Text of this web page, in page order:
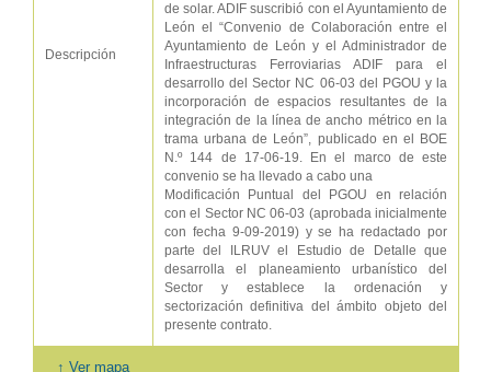
Descripción
de solar. ADIF suscribió con el Ayuntamiento de
León el “Convenio de Colaboración entre el
Ayuntamiento de León y el Administrador de
Infraestructuras Ferroviarias ADIF para el
desarrollo del Sector NC 06-03 del PGOU y la
incorporación de espacios resultantes de la
integración de la línea de ancho métrico en la
trama urbana de León”, publicado en el BOE
N.º 144 de 17-06-19. En el marco de este
convenio se ha llevado a cabo una
Modificación Puntual del PGOU en relación
con el Sector NC 06-03 (aprobada inicialmente
con fecha 9-09-2019) y se ha redactado por
parte del ILRUV el Estudio de Detalle que
desarrolla el planeamiento urbanístico del
Sector y establece la ordenación y
sectorización definitiva del ámbito objeto del
presente contrato.
↑ Ver mapa